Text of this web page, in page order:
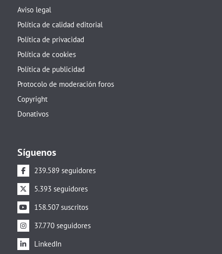
Aviso legal
Política de calidad editorial
Política de privacidad
Política de cookies
Política de publicidad
Protocolo de moderación foros
Copyright
Donativos
Síguenos
239.589 seguidores
5.393 seguidores
158.507 suscritos
37.770 seguidores
LinkedIn